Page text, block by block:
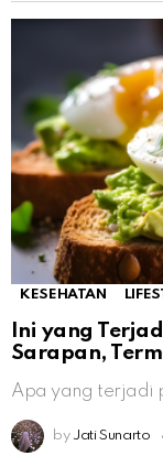
KESEHATAN
Ini yang
Sarapan,
Apa yang terjadi
by Jati Sunarto